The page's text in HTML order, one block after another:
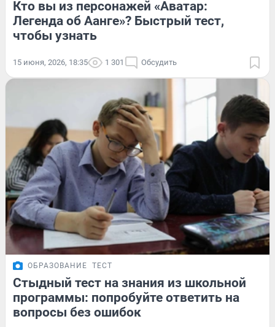
Кто вы из персонажей «Аватар:
Легенда об Аанге»? Быстрый тест,
чтобы узнать
15 июня, 2026, 18:35 1 301 Обсудить
ОБРАЗОВАНИЕ ТЕСТ
Стыдный тест на знания из школьной
программы: попробуйте ответить на
вопросы без ошибок